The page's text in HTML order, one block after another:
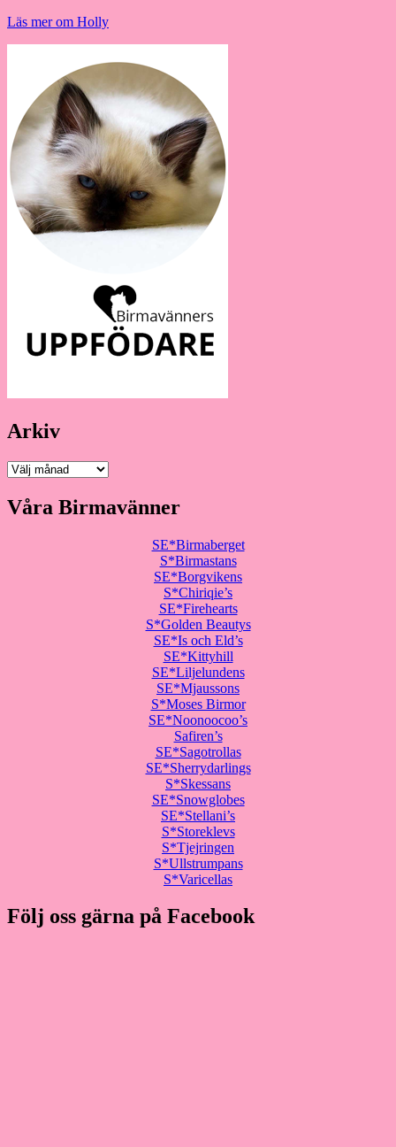
Läs mer om Holly
Arkiv
Arkiv
Våra Birmavänner
SE*Birmaberget
S*Birmastans
SE*Borgvikens
S*Chiriqie’s
SE*Firehearts
S*Golden Beautys
SE*Is och Eld’s
SE*Kittyhill
SE*Liljelundens
SE*Mjaussons
S*Moses Birmor
SE*Noonoocoo’s
Safiren’s
SE*Sagotrollas
SE*Sherrydarlings
S*Skessans
SE*Snowglobes
SE*Stellani’s
S*Storeklevs
S*Tjejringen
S*Ullstrumpans
S*Varicellas
Följ oss gärna på Facebook